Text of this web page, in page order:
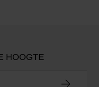
HOOGTE